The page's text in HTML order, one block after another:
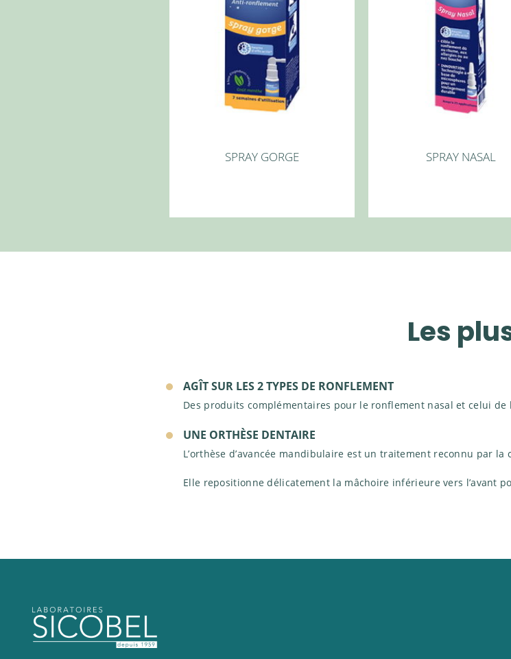
SPRAY GORGE SPRAY NASAL
Les
AGÎT SUR LES 2 TYPES DE RONFLEMENT
Des produits complémentaires pour le ronflement nasal et celui de
UNE ORTHÈSE DENTAIRE
L’orthèse d’avancée mandibulaire est un traitement reconnu par la
Elle repositionne délicatement la mâchoire inférieure vers l’avant